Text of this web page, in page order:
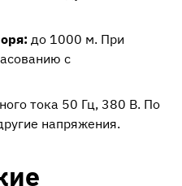
до 1000 м. При
с
тока 50 Гц, 380 В. По
напряжения.